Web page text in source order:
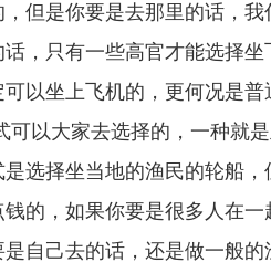
但是你要是去那里的话，我
，只有一些高官才能选择坐
以坐上飞机的，更何况是普
以大家去选择的，一种就
选择坐当地的渔民的轮船，
的，如果你要是很多人在一
自己去的话，还是做一般的